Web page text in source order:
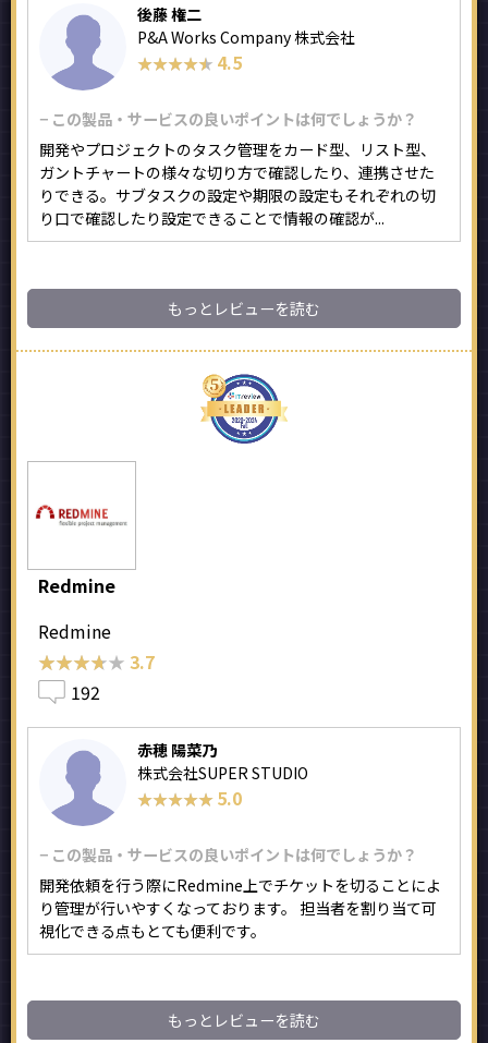
後藤 権二
P&A Works Company 株式会社
★★★★★
★★★★★ 4.5
− この製品・サービスの良いポイントは何でしょうか？
開発やプロジェクトのタスク管理をカード型、リスト型、
ガントチャートの様々な切り方で確認したり、連携させた
りできる。サブタスクの設定や期限の設定もそれぞれの切
り口で確認したり設定できることで情報の確認が...
もっとレビューを読む
Redmine
Redmine
★★★★★
★★★★★ 3.7
192
赤穂 陽菜乃
株式会社SUPER STUDIO
★★★★★
★★★★★ 5.0
− この製品・サービスの良いポイントは何でしょうか？
開発依頼を行う際にRedmine上でチケットを切ることによ
り管理が行いやすくなっております。 担当者を割り当て可
視化できる点もとても便利です。
もっとレビューを読む